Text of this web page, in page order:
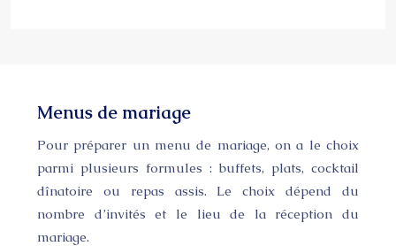
Menus de mariage
Pour préparer un menu de mariage, on a le choix
parmi plusieurs formules : buffets, plats, cocktail
dînatoire ou repas assis. Le choix dépend du
nombre d’invités et le lieu de la réception du
mariage.